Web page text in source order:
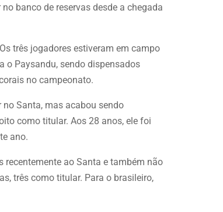
banco de reservas desde a chegada
três jogadores estiveram em campo
o Paysandu, sendo dispensados
no campeonato.
Santa, mas acabou sendo
como titular. Aos 28 anos, ele foi
ano.
recentemente ao Santa e também não
três como titular. Para o brasileiro,